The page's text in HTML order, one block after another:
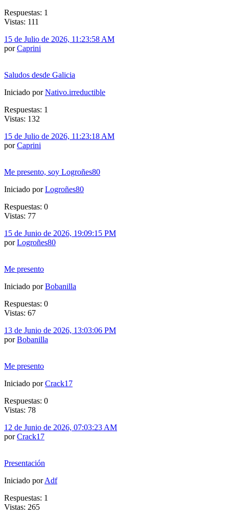
Respuestas: 1
Vistas: 111
15 de Julio de 2026, 11:23:58 AM
porCaprini
Saludos desde Galicia
Iniciado porNativo.irreductible
Respuestas: 1
Vistas: 132
15 de Julio de 2026, 11:23:18 AM
porCaprini
Me presento, soy Logroñes80
Iniciado porLogroñes80
Respuestas: 0
Vistas: 77
15 de Junio de 2026, 19:09:15 PM
porLogroñes80
Me presento
Iniciado porBobanilla
Respuestas: 0
Vistas: 67
13 de Junio de 2026, 13:03:06 PM
porBobanilla
Me presento
Iniciado porCrack17
Respuestas: 0
Vistas: 78
12 de Junio de 2026, 07:03:23 AM
porCrack17
Presentación
Iniciado porAdf
Respuestas: 1
Vistas: 265